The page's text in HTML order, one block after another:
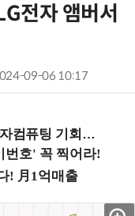
전자 앰버서
09-06 10:17
하라! (8/28 강남역)